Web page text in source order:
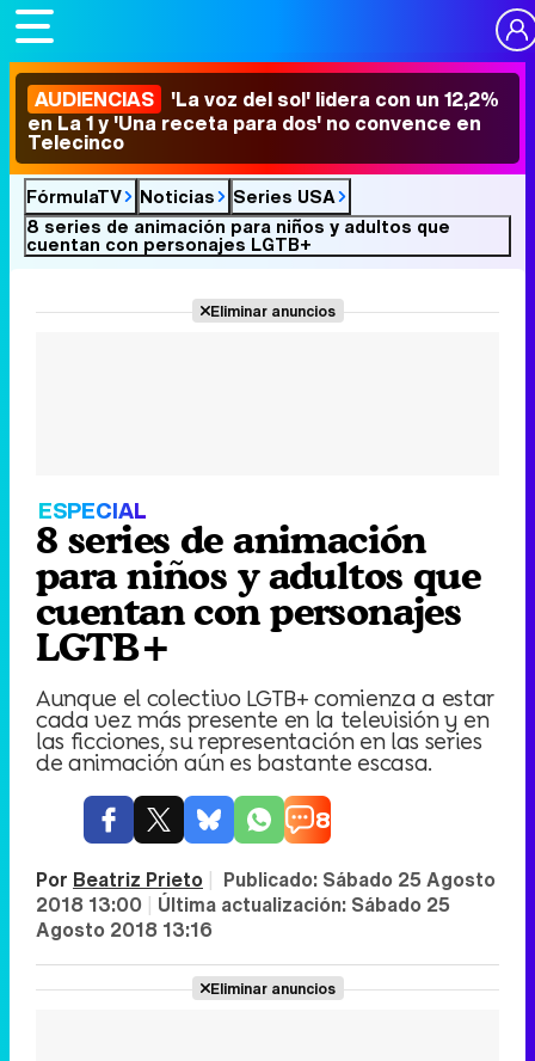
AUDIENCIAS 'La voz del sol' lidera con un 12,2%
en La 1 y 'Una receta para dos' no convence en
Telecinco
FórmulaTV Noticias
Series USA
8 series de animación para niños y adultos que
cuentan con personajes LGTB+
Eliminar anuncios
ESPECIAL
8 series de animación
para niños y adultos que
cuentan con personajes
LGTB+
Aunque el colectivo LGTB+ comienza a estar
cada vez más presente en la televisión y en
las ficciones, su representación en las series
de animación aún es bastante escasa.
8
Por Beatriz Prieto | Publicado: Sábado 25 Agosto
2018 13:00 | Última actualización: Sábado 25
Agosto 2018 13:16
Eliminar anuncios
loading.
Orgullo de ficción: La
evolución de los
personajes LGBTQ+
españolas
15